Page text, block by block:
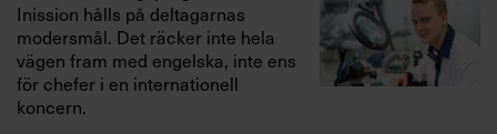
Inission hålls på deltagarnas
modersmål. Det räcker inte hela
vägen fram med engelska, inte ens
för chefer i en internationell
koncern.